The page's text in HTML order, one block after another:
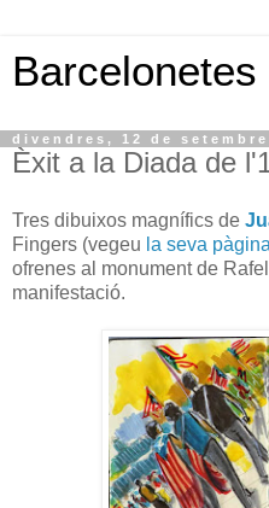
Barcelonetes
divendres, 12 de
Èxit a la Diada de
Tres dibuixos magnífics de
Fingers (vegeu la seva pàgina
ofrenes al monument de
manifestació.